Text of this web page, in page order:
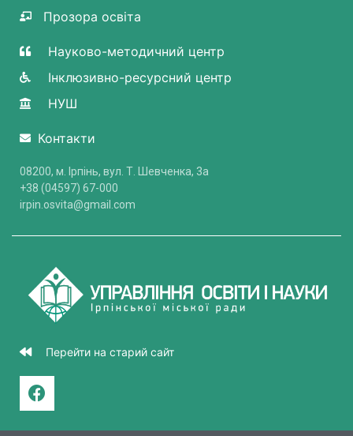
Прозора освіта
Науково-методичний центр
Інклюзивно-ресурсний центр
НУШ
Контакти
08200, м. Ірпінь, вул. Т. Шевченка, 3a
+38 (04597) 67-000
irpin.osvita@gmail.com
Перейти на старий сайт